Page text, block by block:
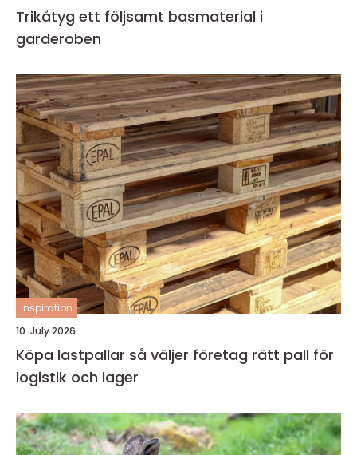
Trikåtyg ett följsamt basmaterial i
garderoben
inspiration
10. July 2026
Köpa lastpallar så väljer företag rätt pall för
logistik och lager